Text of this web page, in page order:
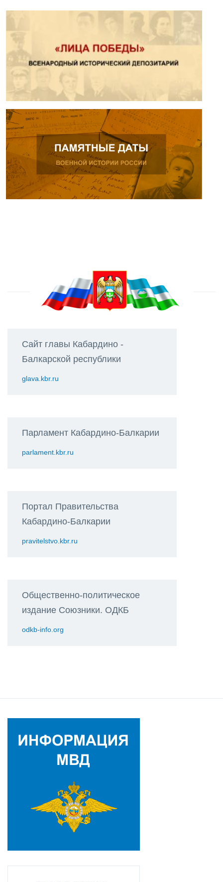
Сайт главы Кабардино -
Балкарской республики
glava.kbr.ru
Парламент Кабардино-Балкарии
parlament.kbr.ru
Портал Правительства
Кабардино-Балкарии
pravitelstvo.kbr.ru
Общественно-политическое
издание Союзники. ОДКБ
odkb-info.org